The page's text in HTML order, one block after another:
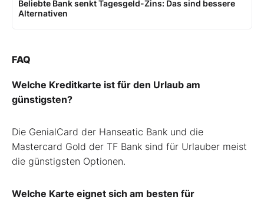
Beliebte Bank senkt Tagesgeld-Zins: Das sind bessere
Alternativen
FAQ
Welche Kreditkarte ist für den Urlaub am
günstigsten?
Die GenialCard der Hanseatic Bank und die
Mastercard Gold der TF Bank sind für Urlauber meist
die günstigsten Optionen.
Welche Karte eignet sich am besten für